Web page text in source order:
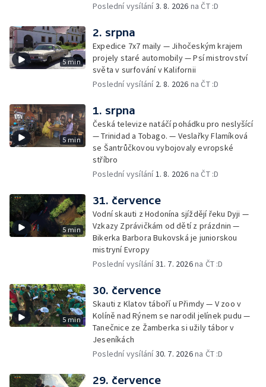
Poslední vysílání3. 8. 2026 na ČT :D
5 min
2. srpna
Expedice 7x7 maily — Jihočeským krajem
projely staré automobily — Psí mistrovství
světa v surfování v Kalifornii
Poslední vysílání 2. 8. 2026 na ČT :D
5 min
1. srpna
Česká televize natáčí pohádku pro neslyšící
— Trinidad a Tobago. — Veslařky Flamíková
se Šantrůčkovou vybojovaly evropské
stříbro
Poslední vysílání1. 8. 2026 na ČT :D
5 min
31. července
Vodní skauti z Hodonína sjíždějí řeku Dyji —
Vzkazy Zprávičkám od dětí z prázdnin —
Bikerka Barbora Bukovská je juniorskou
mistryní Evropy
Poslední vysílání31. 7. 2026na ČT :D
5 min
30. července
Skauti z Klatov táboří u Přimdy — V zoo v
Kolíně nad Rýnem se narodil jelínek pudu —
Tanečnice ze Žamberka si užily tábor v
Jeseníkách
Poslední vysílání30. 7. 2026na ČT :D
29. července